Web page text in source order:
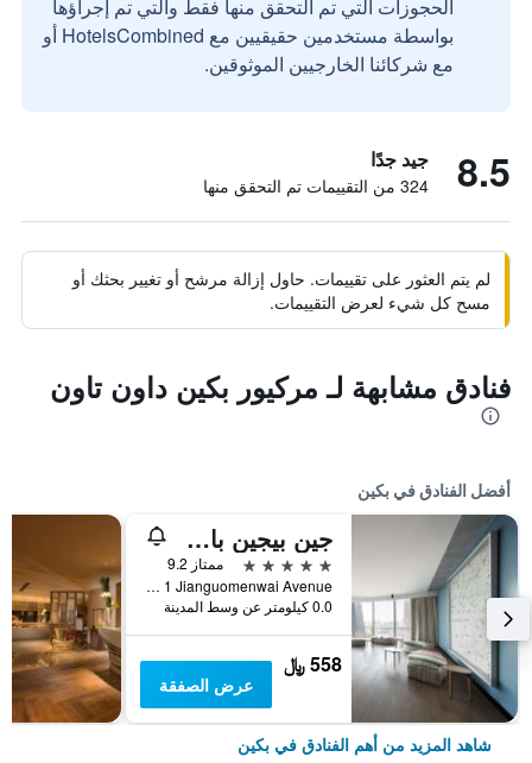
الحجوزات التي تم التحقق منها فقط والتي تم إجراؤها
بواسطة مستخدمين حقيقيين مع HotelsCombined أو
مع شركائنا الخارجيين الموثوقين.
8.5 جيد جدًا
324 من التقييمات تم التحقق منها
لم يتم العثور على تقييمات. حاول إزالة مرشح أو تغيير بحثك أو
مسح كل شيء لعرض التقييمات.
فنادق مشابهة لـ مركيور بكين داون تاون
أفضل الفنادق في بكين
جين بيجين باي شانغريلا
5 نجوم
ممتاز 9.2
No 1 Jianguomenwai Avenue, بكين, الصين
0.0 كيلومتر عن وسط المدينة
558 ﷼
عرض الصفقة
شاهد المزيد من أهم الفنادق في بكين